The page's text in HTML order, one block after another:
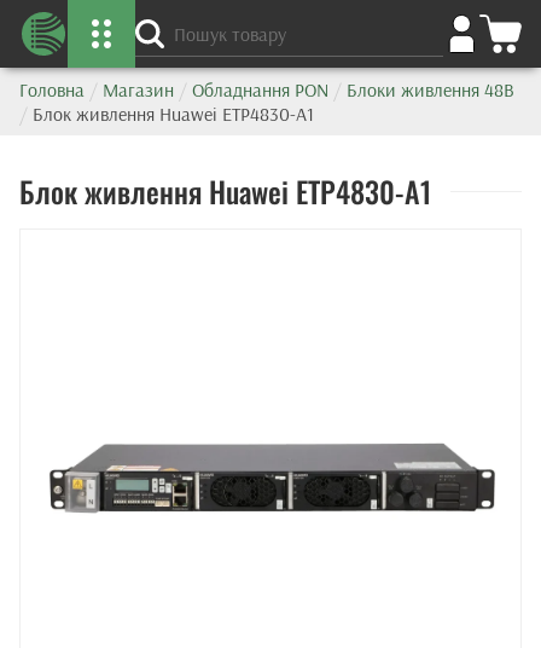
Головна / Магазин / Обладнання PON / Блоки живлення 48В
/ Блок живлення Huawei ETP4830-A1
Блок живлення Huawei ETP4830-A1